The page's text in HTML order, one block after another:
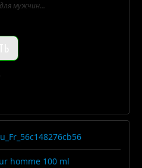
мужчин...
homme 100 ml